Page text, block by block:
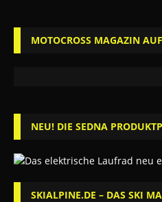
MOTOCROSS MAGAZIN
NEU! DIE SEDNA
SKIALPINE.DE – DAS SKI